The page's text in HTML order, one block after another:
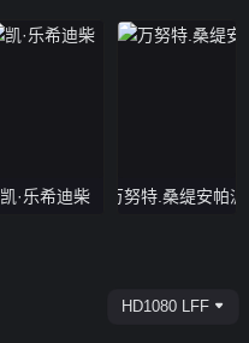
凯·乐希迪柴 万努特.桑缇安帕派
HD1080 LFF